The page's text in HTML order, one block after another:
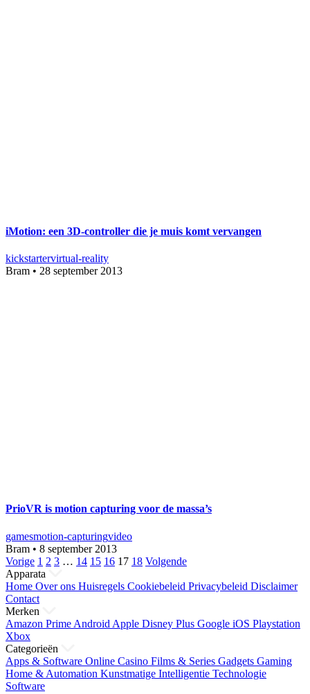
iMotion: een 3D-controller die je muis komt vervangen
kickstartervirtual-reality
Bram • 28 september 2013
PrioVR is motion capturing voor de massa’s
gamesmotion-capturingvideo
Bram • 8 september 2013
Berichten
paginering
Vorige 1 2 3 … 14 15 16 17 18 Volgende
Apparata
Home Over ons Huisregels Cookiebeleid Privacybeleid Disclaimer
Contact
Merken
Amazon Prime Android Apple Disney Plus Google iOS Playstation
Xbox
Categorieën
Apps & Software Online Casino Films & Series Gadgets Gaming
Home & Automation Kunstmatige Intelligentie Technologie
Software